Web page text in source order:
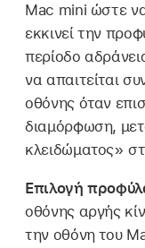
Mac mini ώστε
εκκινεί την
περίοδο
να απαιτείται
οθόνης όταν
διαμόρφωση,
κλειδώματος»
Επιλογή
οθόνης αργής
την οθόνη του